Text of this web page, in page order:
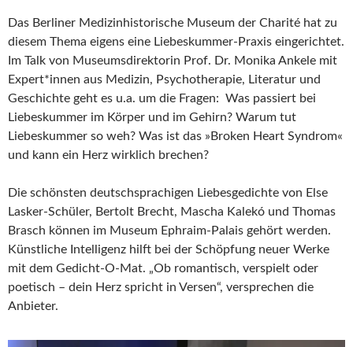
Das Berliner Medizinhistorische Museum der Charité hat zu
diesem Thema eigens eine Liebeskummer-Praxis eingerichtet.
Im Talk von Museumsdirektorin Prof. Dr. Monika Ankele mit
Expert*innen aus Medizin, Psychotherapie, Literatur und
Geschichte geht es u.a. um die Fragen: Was passiert bei
Liebeskummer im Körper und im Gehirn? Warum tut
Liebeskummer so weh? Was ist das »Broken Heart Syndrom«
und kann ein Herz wirklich brechen?
Die schönsten deutschsprachigen Liebesgedichte von Else
Lasker-Schüler, Bertolt Brecht, Mascha Kalekó und Thomas
Brasch können im Museum Ephraim-Palais gehört werden.
Künstliche Intelligenz hilft bei der Schöpfung neuer Werke
mit dem Gedicht-O-Mat. „Ob romantisch, verspielt oder
poetisch – dein Herz spricht in Versen“, versprechen die
Anbieter.